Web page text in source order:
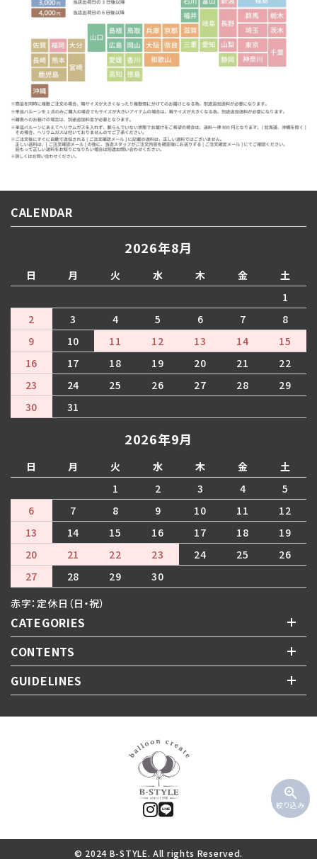
zoom_in
絞り込み
CALENDAR
2026年8月
日 月 火 水 木 金
土
1
2
3 4 5 6 7
8
9
10 11 12 13 14
15
16
17 18 19 20 21
22
23
24 25 26 27 28
29
30
31
2026年9月
日 月 火 水 木 金
土
1
2 3 4
5
6
7 8 9 10 11
12
13
14 15 16 17 18
19
20
21 22 23 24 25
26
27
28 29
30
赤字：定休日（日・祝）
CATEGORIES
CONTENTS
GUIDELINES
© 2024 B-STYLE. All rights Reserved.